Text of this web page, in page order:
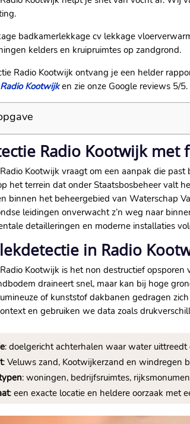
badkamerlekkage cv lekkage
kelders en kruipruimtes op zandgrond.​
Radio Kootwijk ontvang je een helder
Kootwijken zie onze Google reviews 5/5.​
Radio Kootwijk met
Kootwijk vraagt om een aanpak die
het terrein dat onder Staatsbosbeheer valt
binnen het beheergebied van Waterschap
leidingen onverwacht z’n weg naar
detailleringen en moderne installaties
in Radio
Kootwijk is het non destructief
draineert snel, maar kan bij hoge
of kunststof dakbanen gedragen
en gebruiken we data zoals
: doelgericht achterhalen waar water
: Veluws zand, Kootwijkerzand en windregen
: woningen, bedrijfsruimtes,
: een exacte locatie en heldere oorzaak met